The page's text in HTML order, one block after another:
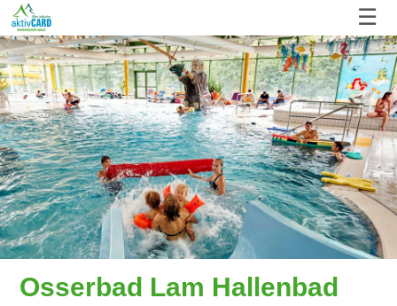
☰
Osserbad Lam Hallenbad